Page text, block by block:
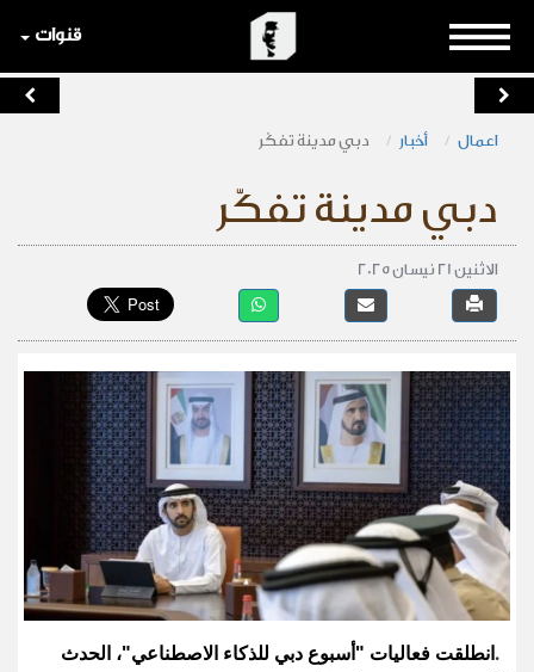
قنوات
اعمال أخبار دبي مدينة تفكّر
دبي مدينة تفكّر
الاثنين 21 نيسان 2025
. انطلقت فعاليات "أسبوع دبي للذكاء الاصطناعي"، الحدث